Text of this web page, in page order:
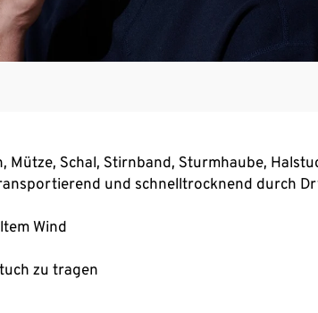
Mütze, Schal, Stirnband, Sturmhaube,
und schnelltrocknend durch
Wind
zu tragen